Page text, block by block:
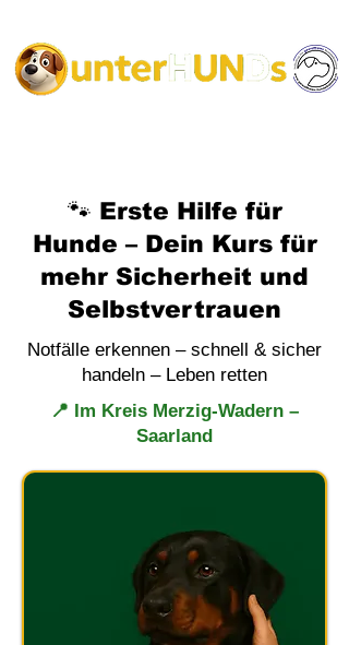
🐾 Erste Hilfe für
Hunde – Dein Kurs für
mehr Sicherheit und
Selbstvertrauen
Notfälle erkennen – schnell & sicher
handeln – Leben retten
📍 Im Kreis Merzig-Wadern –
Saarland